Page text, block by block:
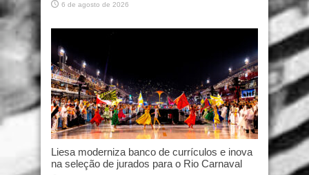
6 de agosto de 2026
Liesa moderniza banco de currículos e inova
na seleção de jurados para o Rio Carnaval